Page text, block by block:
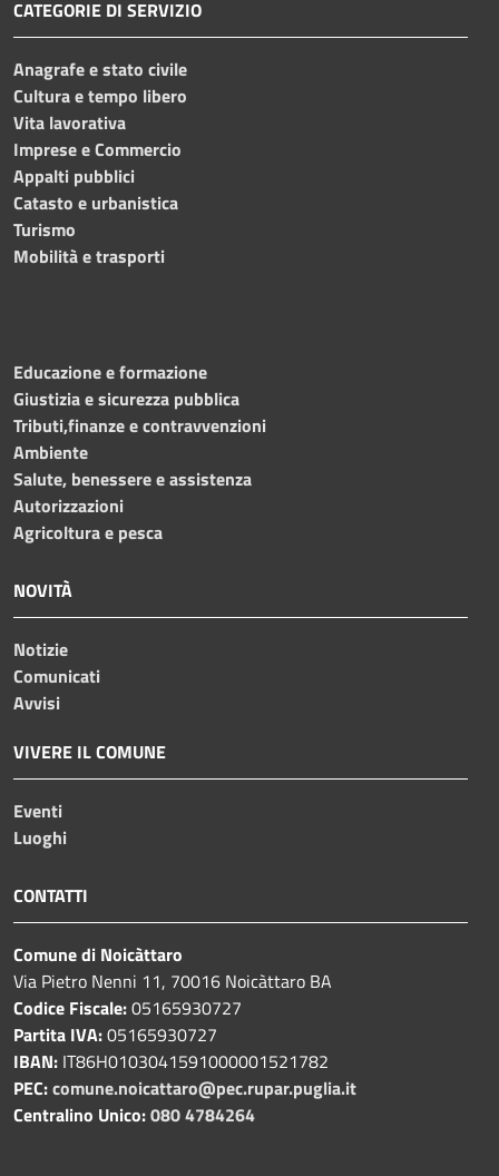
CATEGORIE DI SERVIZIO
Anagrafe e stato civile
Cultura e tempo libero
Vita lavorativa
Imprese e Commercio
Appalti pubblici
Catasto e urbanistica
Turismo
Mobilità e trasporti
Educazione e formazione
Giustizia e sicurezza pubblica
Tributi,finanze e contravvenzioni
Ambiente
Salute, benessere e assistenza
Autorizzazioni
Agricoltura e pesca
NOVITÀ
Notizie
Comunicati
Avvisi
VIVERE IL COMUNE
Eventi
Luoghi
CONTATTI
Comune di Noicàttaro
Via Pietro Nenni 11, 70016 Noicàttaro BA
Codice Fiscale:05165930727
Partita IVA:05165930727
IBAN: IT86H0103041591000001521782
PEC:comune.noicattaro@pec.rupar.puglia.it
Centralino Unico:080 4784264